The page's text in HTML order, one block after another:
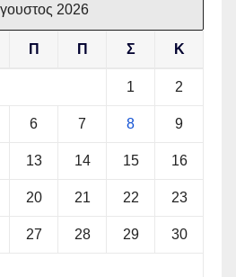
2026
Π Π Σ Κ
1 2
6 7 8 9
13 14 15 16
20 21 22 23
27 28 29 30